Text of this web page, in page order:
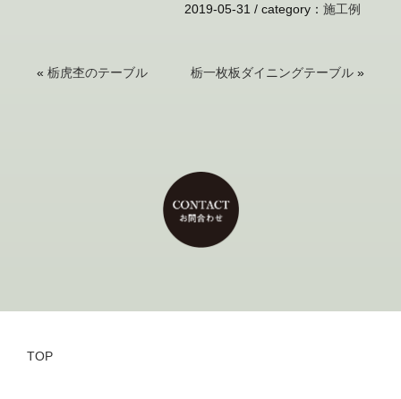
2019-05-31 /category ：施工例
« 栃虎杢のテーブル 栃一枚板ダイニングテーブル »
TOP